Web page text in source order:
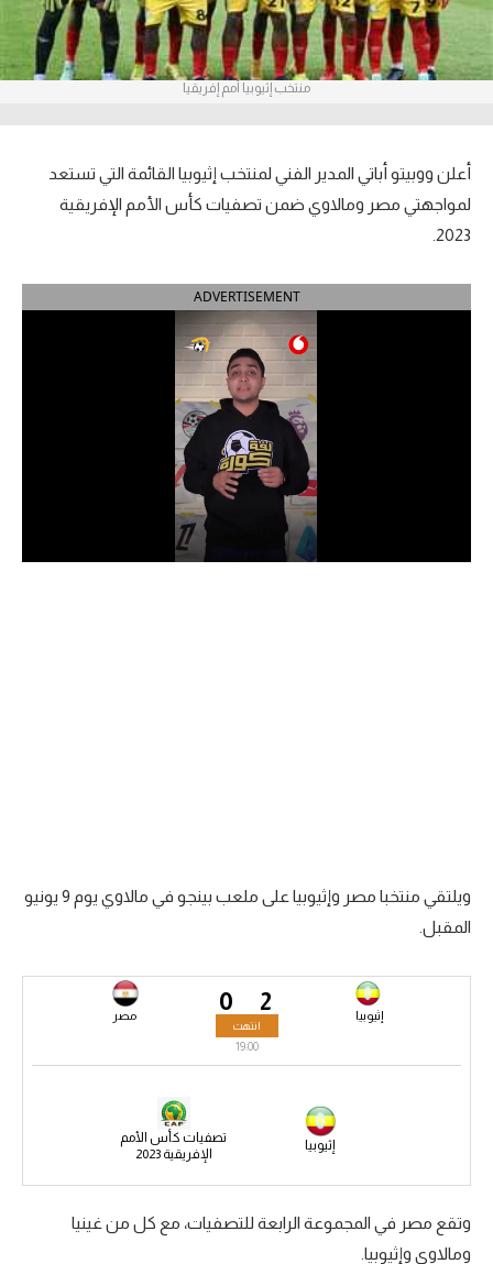
بطولات
أمريكا 2026
الدوري الإسباني
الدوري السعودي للمحترفين
دوري أبطال إفريقيا
الدوري الإنجليزي
دوري أبطال أوروبا
كرة السلة الأمريكية
كرة سلة
منتخب إثيوبيا أمم إفريقيا
أعلن ووبيتو أباتي المدير الفني لمنتخب إثيوبيا القائمة التي تستعد
لمواجهتي مصر ومالاوي ضمن تصفيات كأس الأمم الإفريقية
2023.
ADVERTISEMENT
ويلتقي منتخبا مصر وإثيوبيا على ملعب بينجو في مالاوي يوم 9 يونيو
المقبل.
2 إثيوبيا 0 مصر
انتهت
19:00
إثيوبيا
تصفيات كأس الأمم
الإفريقية 2023
وتقع مصر في المجموعة الرابعة للتصفيات، مع كل من غينيا
ومالاوي وإثيوبيا.